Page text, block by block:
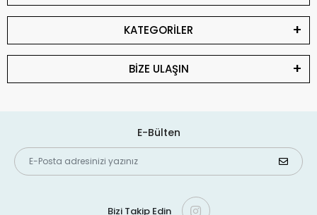
KATEGORİLER
BİZE ULAŞIN
E-Bülten
Bizi Takip Edin